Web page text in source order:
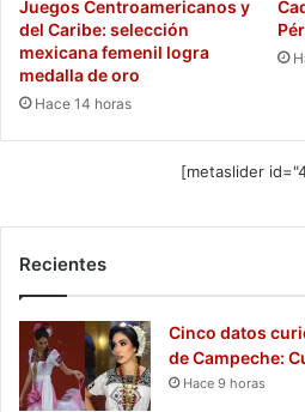
Juegos Centroamericanos y
del Caribe: selección
mexicana femenil logra
medalla de oro
Hace 14 horas
[metaslider
Recientes
Cinco datos
de Campeche:
Hace 9 horas